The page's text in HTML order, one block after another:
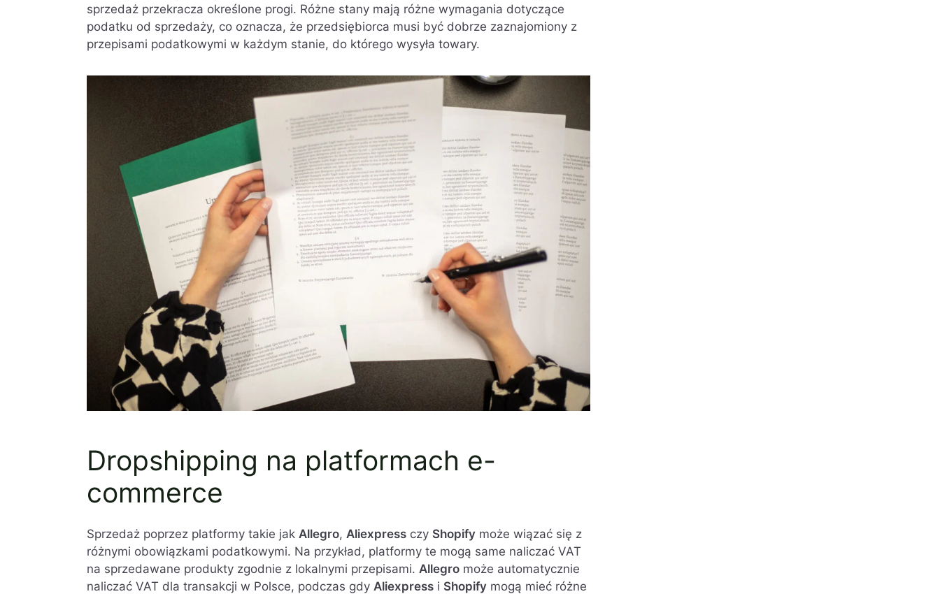
sprzedaż przekracza określone progi. Różne stany mają różne wymagania dotyczące
podatku od sprzedaży, co oznacza, że przedsiębiorca musi być dobrze zaznajomiony z
przepisami podatkowymi w każdym stanie, do którego wysyła towary.
Dropshipping na platformach e-
commerce
Sprzedaż poprzez platformy takie jak Allegro, Aliexpress czy Shopify może wiązać się z
różnymi obowiązkami podatkowymi. Na przykład, platformy te mogą same naliczać VAT
na sprzedawane produkty zgodnie z lokalnymi przepisami. Allegro może automatycznie
naliczać VAT dla transakcji w Polsce, podczas gdy Aliexpress i Shopify mogą mieć różne